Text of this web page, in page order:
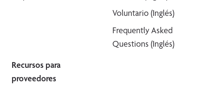
Voluntario (Inglés)
Frequently Asked
Questions (Inglés)
Recursos para
proveedores